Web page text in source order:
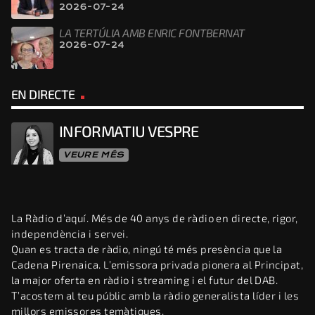
2026-07-24
LA TERTÚLIA AMB ENRIC FONTBERNAT
2026-07-24
EN DIRECTE
INFORMATIU VESPRE
VEURE MÉS
La Ràdio d’aquí. Més de 40 anys de ràdio en directe, rigor,
independència i servei.
Quan es tracta de ràdio, ningú té més presència que la
Cadena Pirenaica. L’emissora privada pionera al Principat,
la major oferta en ràdio i streaming i el futur del DAB.
T’acostem al teu públic amb la ràdio generalista líder i les
millors emissores temàtiques.